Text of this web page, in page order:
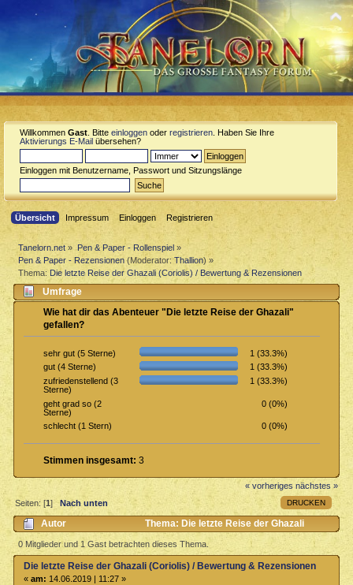
Willkommen Gast . Bitte einloggen oder registrieren . Haben Sie Ihre
Aktivierungs E-Mail übersehen?
Einloggen mit Benutzername, Passwort und Sitzungslänge
Übersicht Impressum Einloggen Registrieren
Tanelorn.net » Pen & Paper - Rollenspiel»
Pen & Paper - Rezensionen(Moderator:Thallion) »
Thema:Die letzte Reise der Ghazali (Coriolis) / Bewertung & Rezensionen
Umfrage
Wie hat dir das Abenteuer "Die letzte Reise der Ghazali"
gefallen?
sehr gut (5 Sterne)
1 (33.3%)
gut (4 Sterne)
1 (33.3%)
zufriedenstellend (3
Sterne)
1 (33.3%)
geht grad so (2
Sterne)
0 (0%)
schlecht (1 Stern) 0 (0%)
Stimmen insgesamt: 3
« vorheriges nächstes »
DRUCKEN
Seiten: [1] Nach unten
Autor
Thema: Die letzte Reise der Ghazali
(Coriolis) / Bewertung & Rezensionen (Gelesen 1571 mal)
0 Mitglieder und 1 Gast betrachten dieses Thema.
Die letzte Reise der Ghazali (Coriolis) / Bewertung & Rezensionen
« am: 14.06.2019 | 11:27 »